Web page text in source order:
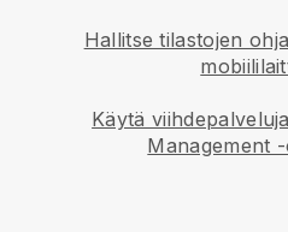
Hallitse tilastojen
Käytä
Management